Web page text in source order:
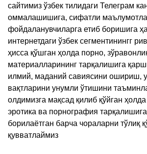
сайтимиз ўзбек тилидаги Телеграм
оммалашишига, сифатли
фойдаланувчиларга етиб боришига
интернетдаги ўзбек сегментинингг
ҳисса қўшган ҳолда порно,
материалларининг тарқалишига
илмий, маданий савиясини ошириш,
вақтларини унумли ўтишини
олдимизга мақсад қилиб қўйган
эротика ва порнография
борилаётган барча чораларни тўлиқ
қувватлаймиз